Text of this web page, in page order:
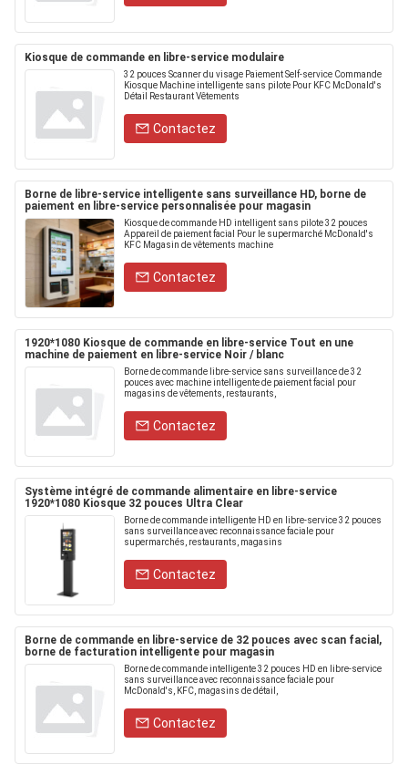
Kiosque de commande en libre-service modulaire
32 pouces Scanner du visage Paiement Self-service Commande
Kiosque Machine intelligente sans pilote Pour KFC McDonald's
Détail Restaurant Vêtements
Contactez
Borne de libre-service intelligente sans surveillance HD, borne de
paiement en libre-service personnalisée pour magasin
Kiosque de commande HD intelligent sans pilote 32 pouces
Appareil de paiement facial Pour le supermarché McDonald's
KFC Magasin de vêtements machine
Contactez
1920*1080 Kiosque de commande en libre-service Tout en une
machine de paiement en libre-service Noir / blanc
Borne de commande libre-service sans surveillance de 32
pouces avec machine intelligente de paiement facial pour
magasins de vêtements, restaurants,
Contactez
Système intégré de commande alimentaire en libre-service
1920*1080 Kiosque 32 pouces Ultra Clear
Borne de commande intelligente HD en libre-service 32 pouces
sans surveillance avec reconnaissance faciale pour
supermarchés, restaurants, magasins
Contactez
Borne de commande en libre-service de 32 pouces avec scan facial,
borne de facturation intelligente pour magasin
Borne de commande intelligente 32 pouces HD en libre-service
sans surveillance avec reconnaissance faciale pour
McDonald's, KFC, magasins de détail,
Contactez